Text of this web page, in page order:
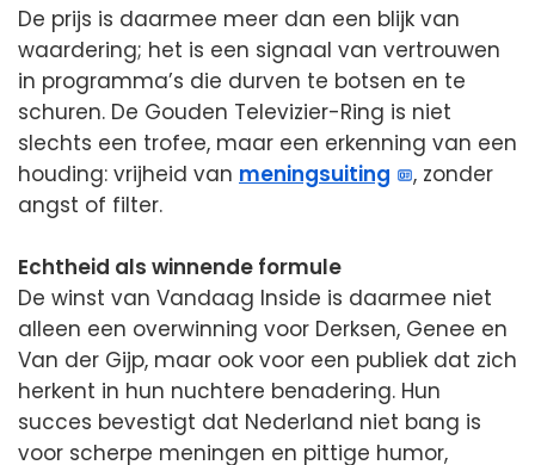
De prijs is daarmee meer dan een blijk van
waardering; het is een signaal van vertrouwen
in programma’s die durven te botsen en te
schuren. De Gouden Televizier-Ring is niet
slechts een trofee, maar een erkenning van een
houding: vrijheid van meningsuiting
, zonder
angst of filter.
Echtheid als winnende formule
De winst van Vandaag Inside is daarmee niet
alleen een overwinning voor Derksen, Genee en
Van der Gijp, maar ook voor een publiek dat zich
herkent in hun nuchtere benadering. Hun
succes bevestigt dat Nederland niet bang is
voor scherpe meningen en pittige humor,